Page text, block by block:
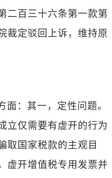
二百三十六条第一款第
裁定驳回上诉，维持原
面：其一，定性问题。
立仅需要有虚开的行为
取国家税款的主观目
虚开增值税专用发票并